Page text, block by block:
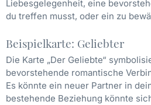
Liebesgelegenheit, eine
du treffen musst, oder ein zu
Beispielkarte: Geliebter
Die Karte „Der Geliebte“
bevorstehende romantische
Es könnte ein neuer Partner in
bestehende Beziehung könnte